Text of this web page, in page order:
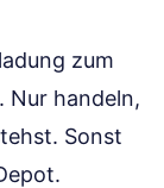
zum
Nur handeln,
Sonst